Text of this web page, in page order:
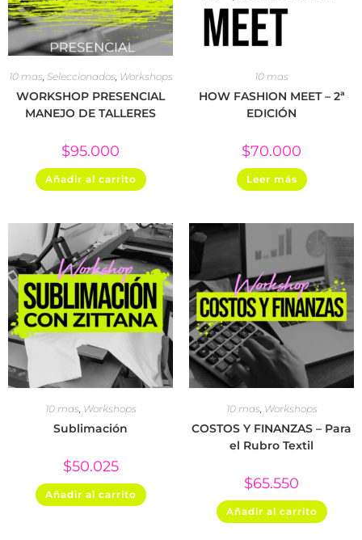
10 mas Seleccionados Workshops
WORKSHOP PRESENCIAL
MANEJO DE TALLERES
$95.000
Añadir al carrito
10 mas
HOW FASHION MEET – 2ª
EDICIÓN
$70.000
Leer más
10 mas Workshops
Sublimación
$50.025
Añadir al carrito
10 mas Workshops
COSTOS Y FINANZAS – Para
el Rubro Textil
$65.550
Añadir al carrito